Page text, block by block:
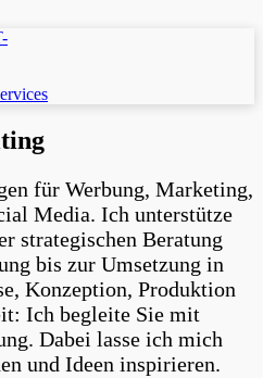
für Werbung, Marketing,
Media. Ich unterstütze
strategischen Beratung
bis zur Umsetzung in
Konzeption, Produktion
Ich begleite Sie mit
Dabei lasse ich mich
und Ideen inspirieren.